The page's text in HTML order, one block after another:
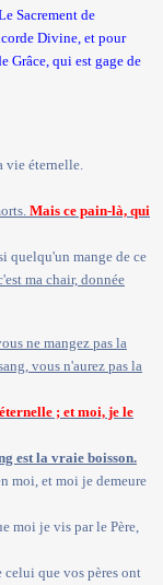
Sacrement de
Divine , et pour
Grâce, qui est gage de
vie éternelle.
Mais ce pain-là, qui
quelqu'un mange de ce
ma chair, donnée
ne mangez pas la
vous n'aurez pas la
; et moi, je le
est la vraie boisson.
moi, et moi je demeure
moi je vis par le Père,
celui que vos pères ont